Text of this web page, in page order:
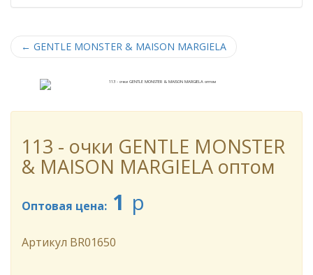
← GENTLE MONSTER & MAISON MARGIELA
113 - очки GENTLE MONSTER
& MAISON MARGIELA оптом
Оптовая цена: 1 p
Артикул BR01650